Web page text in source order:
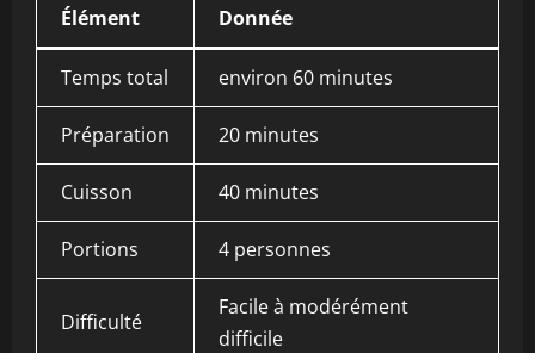
Élément Donnée
Temps total environ 60 minutes
Préparation 20 minutes
Cuisson 40 minutes
Portions 4 personnes
Difficulté
Facile à modérément
difficile